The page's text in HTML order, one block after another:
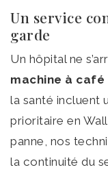
Un service
garde
Un hôpital ne
machine à
la santé incluent
prioritaire en
panne, nos
la continuité du